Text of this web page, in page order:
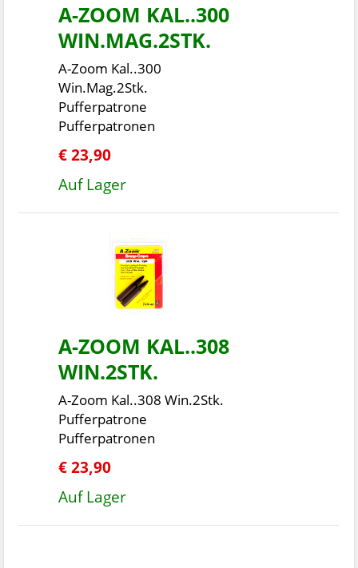
A-ZOOM KAL..300
WIN.MAG.2STK.
A-Zoom Kal..300
Win.Mag.2Stk.
Pufferpatrone
Pufferpatronen
€ 23,90
Auf Lager
A-ZOOM KAL..308
WIN.2STK.
A-Zoom Kal..308 Win.2Stk.
Pufferpatrone
Pufferpatronen
€ 23,90
Auf Lager